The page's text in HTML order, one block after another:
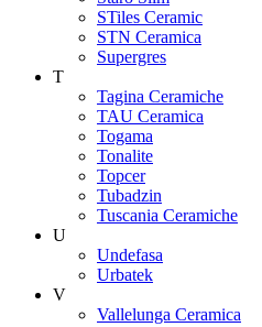
STiles Ceramic
STN Ceramica
Supergres
T
Tagina Ceramiche
TAU Ceramica
Togama
Tonalite
Topcer
Tubadzin
Tuscania Ceramiche
U
Undefasa
Urbatek
V
Vallelunga Ceramica